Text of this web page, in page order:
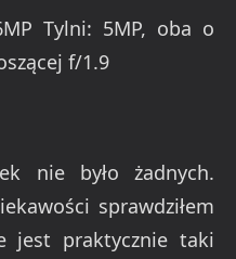
Tylni: 5MP, oba o
f/1.9
nie było żadnych.
sprawdziłem
jest praktycznie taki